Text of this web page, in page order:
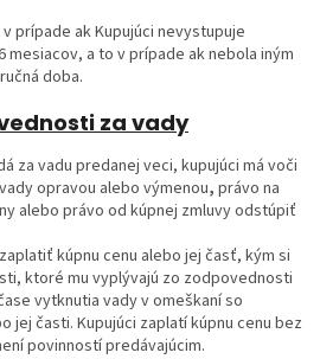
prípade ak Kupujúci nevystupuje
a to v prípade ak nebola iným
doba.
za vady
za vadu predanej veci, kupujúci má voči
opravou alebo výmenou, právo na
alebo právo od kúpnej zmluvy odstúpiť
kúpnu cenu alebo jej časť, kým si
ktoré mu vyplývajú zo zodpovednosti
vytknutia vady v omeškaní so
jej časti. Kupujúci zaplatí kúpnu cenu bez
povinností predávajúcim.